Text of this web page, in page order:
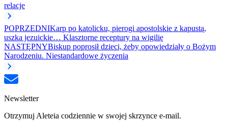
relacje
POPRZEDNIKarp po katolicku, pierogi apostolskie z kapustą,
uszka jezuickie… Klasztorne receptury na wigilię
NASTĘPNYBiskup poprosił dzieci, żeby opowiedziały o Bożym
Narodzeniu. Niestandardowe życzenia
Newsletter
Otrzymuj Aleteia codziennie w swojej skrzynce e-mail.